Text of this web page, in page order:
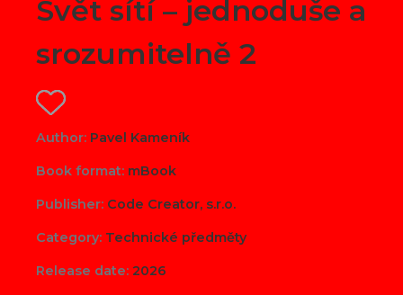
Svět sítí – jednoduše a
srozumitelně 2
Author: Pavel Kameník
Book format: mBook
Publisher: Code Creator, s.r.o.
Category: Technické předměty
Release date: 2026